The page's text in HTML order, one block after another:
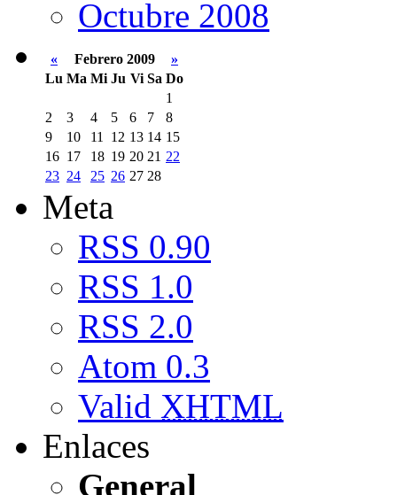
Octubre 2008
« Febrero 2009
»
Lu Ma Mi Ju Vi Sa Do
1
2
3 4 5 6 7
8
9
10 11 12 13 14 15
16 17 18 19 20 21 22
23 24 25 26 27 28
Meta
RSS 0.90
RSS 1.0
RSS 2.0
Atom 0.3
Valid XHTML
Enlaces
General